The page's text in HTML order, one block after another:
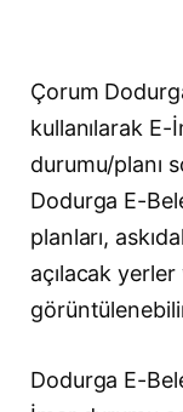
Çorum
kullanılarak
durumu/planı
Dodurga E-
planları,
açılacak
Dodurga E-